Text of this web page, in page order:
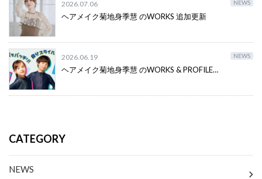
2026.07.06 NEWS
ヘアメイク菊地身季慧 のWORKS 追加更新
2026.06.19 NEWS
ヘアメイク菊地身季慧 のWORKS & PROFILE…
CATEGORY
NEWS